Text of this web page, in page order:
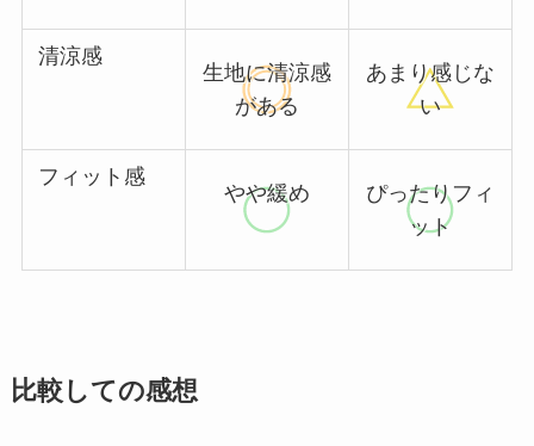
清涼感
生地に清涼感
がある
あまり感じな
い
フィット感
やや緩め
ぴったりフィ
ット
比較しての感想